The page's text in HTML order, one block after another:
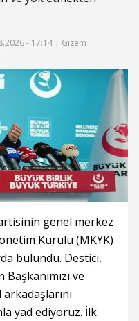
- 17:14 | Gizem
genel merkez
Kurulu (MKYK)
bulundu. Destici,
ve
yad ediyoruz. İlk